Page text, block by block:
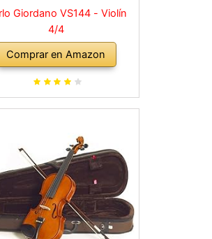
Giordano VS144 - Violín
4/4
Comprar en Amazon